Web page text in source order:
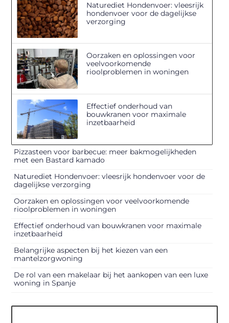
Naturediet Hondenvoer: vleesrijk
hondenvoer voor de dagelijkse
verzorging
Oorzaken en oplossingen voor
veelvoorkomende
rioolproblemen in woningen
Effectief onderhoud van
bouwkranen voor maximale
inzetbaarheid
Pizzasteen voor barbecue: meer bakmogelijkheden
met een Bastard kamado
Naturediet Hondenvoer: vleesrijk hondenvoer voor de
dagelijkse verzorging
Oorzaken en oplossingen voor veelvoorkomende
rioolproblemen in woningen
Effectief onderhoud van bouwkranen voor maximale
inzetbaarheid
Belangrijke aspecten bij het kiezen van een
mantelzorgwoning
De rol van een makelaar bij het aankopen van een luxe
woning in Spanje